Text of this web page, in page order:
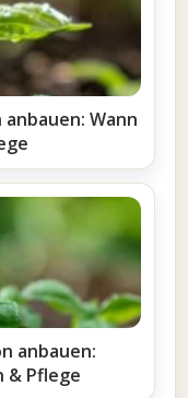
Wann
anbauen:
& Pflege